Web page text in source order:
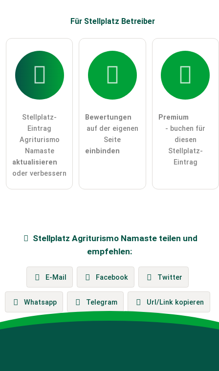
Für Stellplatz Betreiber
Stellplatz-
Eintrag
Agriturismo
Namaste
aktualisieren
oder verbessern
Bewertungen
auf der eigenen
Seite
einbinden
Premium
- buchen für
diesen
Stellplatz-
Eintrag
Stellplatz Agriturismo Namasteteilen und
empfehlen:
E-Mail Facebook Twitter
Whatsapp Telegram Url/Link kopieren